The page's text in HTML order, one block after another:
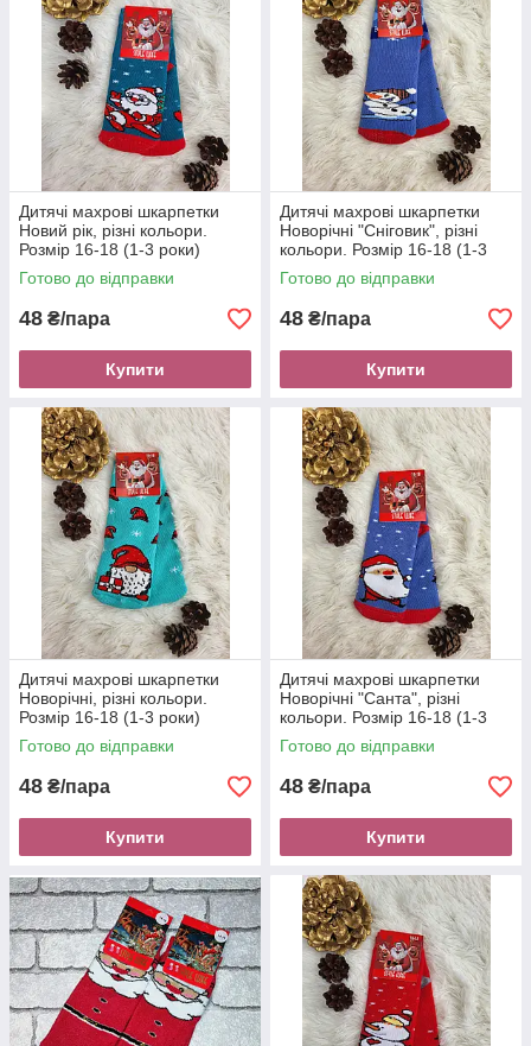
Дитячі махрові шкарпетки
Новий рік, різні кольори.
Розмір 16-18 (1-3 роки)
Готово до відправки
48 ₴/пара
Купити
Дитячі махрові шкарпетки
Новорічні "Сніговик", різні
кольори. Розмір 16-18 (1-3
роки)
Готово до відправки
48 ₴/пара
Купити
Дитячі махрові шкарпетки
Новорічні, різні кольори.
Розмір 16-18 (1-3 роки)
Готово до відправки
48 ₴/пара
Купити
Дитячі махрові шкарпетки
Новорічні "Санта", різні
кольори. Розмір 16-18 (1-3
роки)
Готово до відправки
48 ₴/пара
Купити